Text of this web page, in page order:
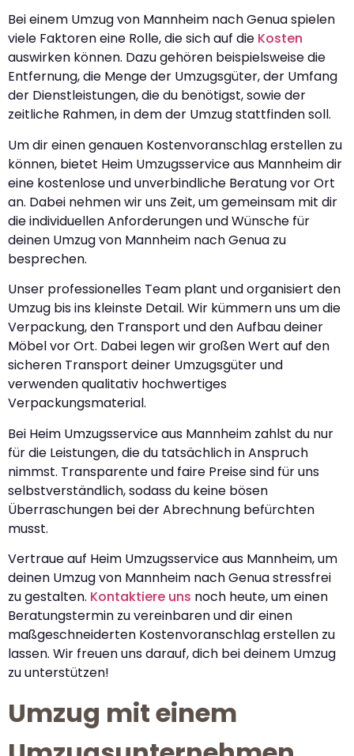
Bei einem Umzug von Mannheim nach Genua spielen
viele Faktoren eine Rolle, die sich auf die Kosten
auswirken können. Dazu gehören beispielsweise die
Entfernung, die Menge der Umzugsgüter, der Umfang
der Dienstleistungen, die du benötigst, sowie der
zeitliche Rahmen, in dem der Umzug stattfinden soll.
Um dir einen genauen Kostenvoranschlag erstellen zu
können, bietet Heim Umzugsservice aus Mannheim dir
eine kostenlose und unverbindliche Beratung vor Ort
an. Dabei nehmen wir uns Zeit, um gemeinsam mit dir
die individuellen Anforderungen und Wünsche für
deinen Umzug von Mannheim nach Genua zu
besprechen.
Unser professionelles Team plant und organisiert den
Umzug bis ins kleinste Detail. Wir kümmern uns um die
Verpackung, den Transport und den Aufbau deiner
Möbel vor Ort. Dabei legen wir großen Wert auf den
sicheren Transport deiner Umzugsgüter und
verwenden qualitativ hochwertiges
Verpackungsmaterial.
Bei Heim Umzugsservice aus Mannheim zahlst du nur
für die Leistungen, die du tatsächlich in Anspruch
nimmst. Transparente und faire Preise sind für uns
selbstverständlich, sodass du keine bösen
Überraschungen bei der Abrechnung befürchten
musst.
Vertraue auf Heim Umzugsservice aus Mannheim, um
deinen Umzug von Mannheim nach Genua stressfrei
zu gestalten. Kontaktiere uns noch heute, um einen
Beratungstermin zu vereinbaren und dir einen
maßgeschneiderten Kostenvoranschlag erstellen zu
lassen. Wir freuen uns darauf, dich bei deinem Umzug
zu unterstützen!
Umzug mit einem